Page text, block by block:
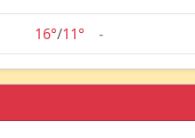
16°/11° -